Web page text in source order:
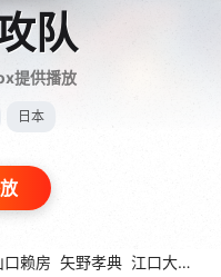
队
提供播放
日本
口赖房 矢野孝典 江口大辅